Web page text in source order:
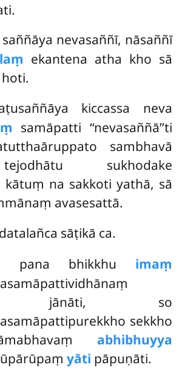
saññāya nevasaññī, nāsaññī
ekantena atha kho sā
kiccassa neva
samāpatti ‘‘nevasaññā’’ti
sambhavā
sukhodake
kātuṃ na sakkoti yathā, sā
avasesattā.
sāṭikā ca.
pana bhikkhu imaṃ
jānāti, so
sekkho
abhibhuyya
yāti pāpuṇāti.